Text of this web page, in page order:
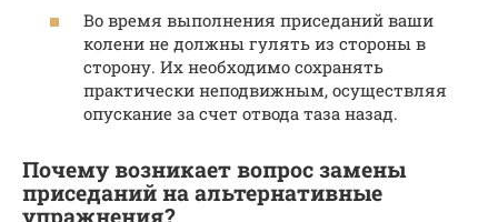
Во время выполнения приседаний ваши
колени не должны гулять из стороны в
сторону. Их необходимо сохранять
практически неподвижным, осуществляя
опускание за счет отвода таза назад.
Почему возникает вопрос замены
приседаний на альтернативные
упражнения?